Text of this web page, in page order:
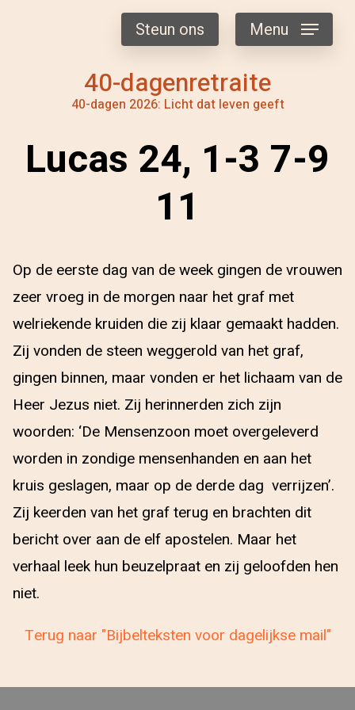
40-dagenretraite
40-dagen 2026: Licht dat leven geeft
Steun ons Menu
Lucas 24, 1-3 7-9
11
Op de eerste dag van de week gingen de vrouwen
zeer vroeg in de morgen naar het graf met
welriekende kruiden die zij klaar gemaakt hadden.
Zij vonden de steen weggerold van het graf,
gingen binnen, maar vonden er het lichaam van de
Heer Jezus niet. Zij herinnerden zich zijn
woorden: ‘De Mensenzoon moet overgeleverd
worden in zondige mensenhanden en aan het
kruis geslagen, maar op de derde dag verrijzen’.
Zij keerden van het graf terug en brachten dit
bericht over aan de elf apostelen. Maar het
verhaal leek hun beuzelpraat en zij geloofden hen
niet.
Terug naar "Bijbelteksten voor dagelijkse mail"